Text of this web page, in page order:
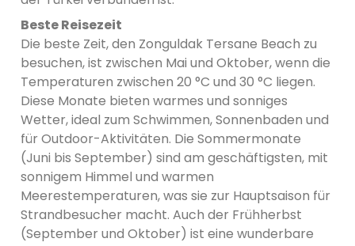
Beste Reisezeit
Die beste Zeit, den Zonguldak Tersane Beach zu
besuchen, ist zwischen Mai und Oktober, wenn die
Temperaturen zwischen 20 °C und 30 °C liegen.
Diese Monate bieten warmes und sonniges
Wetter, ideal zum Schwimmen, Sonnenbaden und
für Outdoor-Aktivitäten. Die Sommermonate
(Juni bis September) sind am geschäftigsten, mit
sonnigem Himmel und warmen
Meerestemperaturen, was sie zur Hauptsaison für
Strandbesucher macht. Auch der Frühherbst
(September und Oktober) ist eine wunderbare